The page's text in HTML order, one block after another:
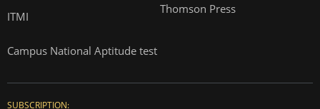
ITMI
Campus National Aptitude test
Thomson Press
SUBSCRIPTION: